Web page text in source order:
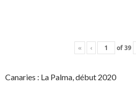
« ‹ of39
Canaries : La Palma, début 2020